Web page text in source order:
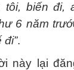
tôi, biến đi,
6 năm
đi”.
này lại